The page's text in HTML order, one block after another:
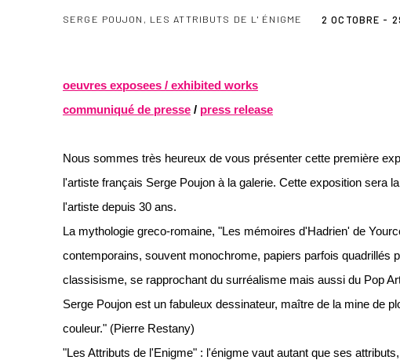
SERGE POUJON, LES ATTRIBUTS DE L' ÉNIGME 2 OCTOBRE -
oeuvres exposees / exhibited works
communiqué de presse / press release
Nous sommes très heureux de vous présenter cette première
l'artiste français Serge Poujon à la galerie. Cette exposition sera
l'artiste depuis 30 ans.
La mythologie greco-romaine, "Les mémoires d'Hadrien' de
contemporains, souvent monochrome, papiers parfois quadrillés
classisisme, se rapprochant du surréalisme mais aussi du Pop
Serge Poujon est un fabuleux dessinateur, maître de la mine de
couleur." (Pierre Restany)
"Les Attributs de l'Enigme" : l'énigme vaut autant que ses